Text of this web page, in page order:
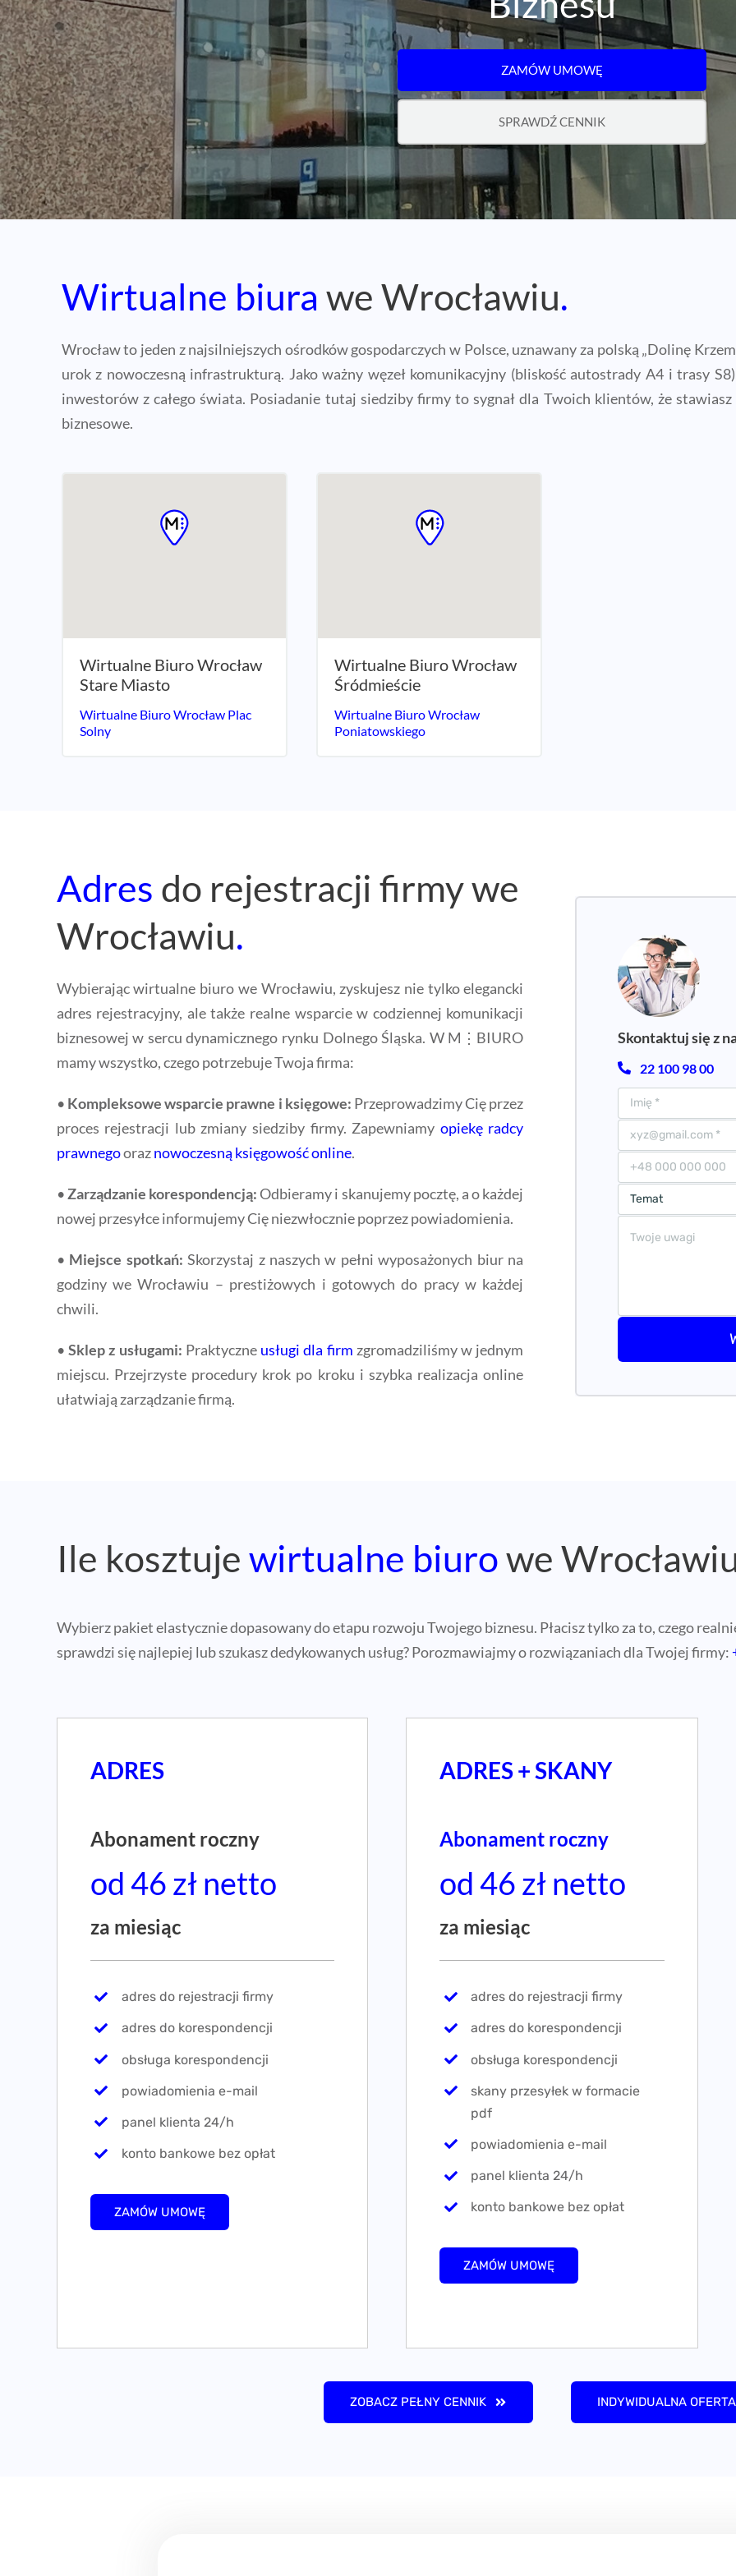
ZAMÓW UMOWĘ
SPRAWDŹ CENNIK
Wirtualne biura we Wrocławiu.
Wrocław to jeden z najsilniejszych ośrodków gospodarczych w Polsce, uznawany za polską „Dolinę
urok z nowoczesną infrastrukturą. Jako ważny węzeł komunikacyjny (bliskość autostrady A4 i trasy
inwestorów z całego świata. Posiadanie tutaj siedziby firmy to sygnał dla Twoich klientów, że
biznesowe.
Wirtualne Biuro Wrocław
Stare Miasto
Wirtualne Biuro Wrocław Plac
Solny
Wirtualne Biuro Wrocław
Śródmieście
Wirtualne Biuro Wrocław
Poniatowskiego
Adres do rejestracji firmy we
Wrocławiu.
Wybierając wirtualne biuro we Wrocławiu, zyskujesz nie tylko elegancki
adres rejestracyjny, ale także realne wsparcie w codziennej komunikacji
biznesowej w sercu dynamicznego rynku Dolnego Śląska. W M⋮BIURO
mamy wszystko, czego potrzebuje Twoja firma:
• Kompleksowe wsparcie prawne i księgowe: Przeprowadzimy Cię przez
proces rejestracji lub zmiany siedziby firmy. Zapewniamy opiekę radcy
prawnegooraznowoczesną księgowość online.
•Zarządzanie korespondencją:Odbieramy i skanujemy pocztę, a o każdej
nowej przesyłce informujemy Cię niezwłocznie poprzez powiadomienia.
• Miejsce spotkań: Skorzystaj z naszych w pełni wyposażonych biur na
godziny we Wrocławiu – prestiżowych i gotowych do pracy w każdej
chwili.
•Sklep z usługami: Praktyczne usługi dla firm zgromadziliśmy w jednym
miejscu. Przejrzyste procedury krok po kroku i szybka realizacja online
ułatwiają zarządzanie firmą.
Skontaktuj się z
22 100 98 00
Ile kosztuje wirtualne biurowe
Wybierz pakiet elastycznie dopasowany do etapu rozwoju Twojego biznesu. Płacisz tylko za to, czego
sprawdzi się najlepiej lub szukasz dedykowanych usług? Porozmawiajmy o rozwiązaniach dla Twojej firmy:
ADRES
Abonament roczny
od 46 zł netto
za miesiąc
adres do rejestracji firmy
adres do korespondencji
obsługa korespondencji
powiadomienia e-mail
panel klienta 24/h
konto bankowe bez opłat
ZAMÓW UMOWĘ
ADRES + SKANY
Abonament roczny
od 46 zł netto
za miesiąc
adres do rejestracji firmy
adres do korespondencji
obsługa korespondencji
skany przesyłek w formacie
pdf
powiadomienia e-mail
panel klienta 24/h
konto bankowe bez opłat
ZAMÓW UMOWĘ
ZOBACZ PEŁNY CENNIK INDYWIDUALNA OFERTA